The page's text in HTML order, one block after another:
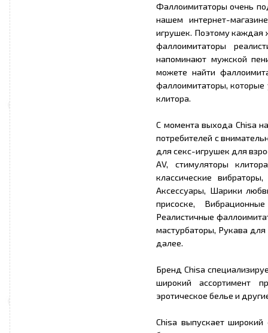
Фаллоимитаторы очень
нашем интернет-
игрушек. Поэтому каждая
фаллоимитаторы
напоминают мужской
можете найти
фаллоимитаторы,
клитора.
С момента выхода Chisa
потребителей с
для секс-игрушек для
AV, стимуляторы
классические
Аксессуары, Шарики
присоске,
Реалистичные
мастурбаторы, Рукава
далее.
Бренд Chisa
широкий ассортимент
эротическое белье и
Chisa выпускает